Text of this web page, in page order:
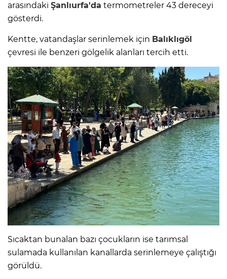
arasındaki Şanlıurfa'da termometreler 43 dereceyi
gösterdi.
Kentte, vatandaşlar serinlemek için Balıklıgöl
çevresi ile benzeri gölgelik alanları tercih etti.
Sıcaktan bunalan bazı çocukların ise tarımsal
sulamada kullanılan kanallarda serinlemeye çalıştığı
görüldü.